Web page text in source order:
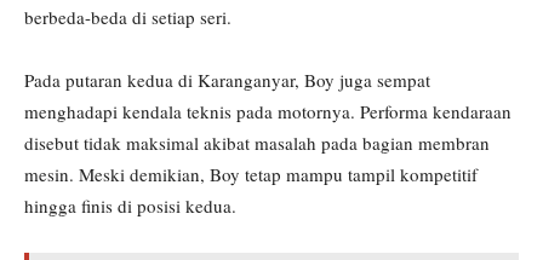
berbeda-beda di setiap seri.
Pada putaran kedua di Karanganyar, Boy juga sempat
menghadapi kendala teknis pada motornya. Performa kendaraan
disebut tidak maksimal akibat masalah pada bagian membran
mesin. Meski demikian, Boy tetap mampu tampil kompetitif
hingga finis di posisi kedua.